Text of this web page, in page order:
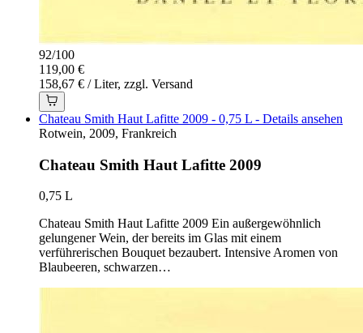
92/100
119,00 €
158,67 € / Liter, zzgl. Versand
Chateau Smith Haut Lafitte 2009 - 0,75 L - Details ansehen
Rotwein, 2009, Frankreich
Chateau Smith Haut Lafitte 2009
0,75 L
Chateau Smith Haut Lafitte 2009 Ein außergewöhnlich
gelungener Wein, der bereits im Glas mit einem
verführerischen Bouquet bezaubert. Intensive Aromen von
Blaubeeren, schwarzen…